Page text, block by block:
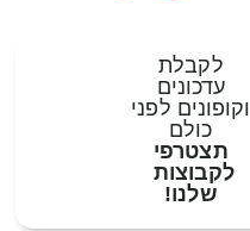
לקבלת
עדכונים
וקופונים לפני
כולם
תצטרפי
לקבוצות
שלנו!